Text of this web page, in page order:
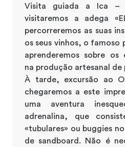
Visita guiada a Ica –
visitaremos a adega
percorreremos as suas
os seus vinhos, o famoso
aprenderemos sobre os
na produção artesanal de
À tarde, excursão ao
chegaremos a este
uma aventura
adrenalina, que
«tubulares» ou buggies
de sandboard. Não é